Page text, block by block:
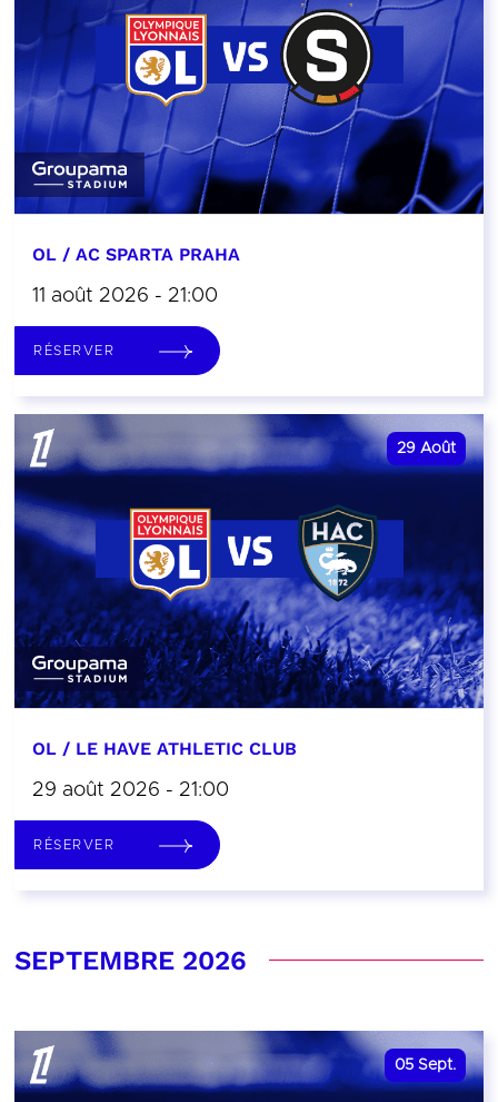
OL / AC SPARTA PRAHA
11 août 2026 - 21:00
RÉSERVER
29 Août
OL / LE HAVE ATHLETIC CLUB
29 août 2026 - 21:00
RÉSERVER
SEPTEMBRE 2026
05 Sept.